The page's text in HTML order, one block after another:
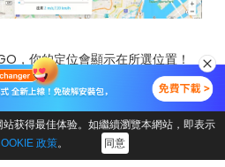
获得最佳体验。如繼續瀏覽本網站，即表示
政策。 同意
，你的定位會顯示在所選位置！
可選擇「多點模式」，設置行走路
新電系寶可夢。